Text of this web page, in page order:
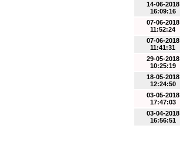
14-06-2018
16:09:16
07-06-2018
11:52:24
07-06-2018
11:41:31
29-05-2018
10:25:19
18-05-2018
12:24:50
03-05-2018
17:47:03
03-04-2018
16:56:51